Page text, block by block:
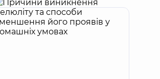
Басацький
Запис до лікаря